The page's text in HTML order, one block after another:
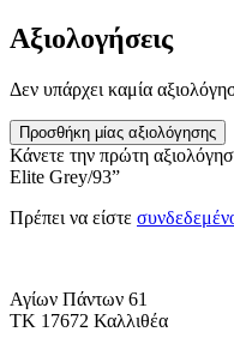
Αξιολογήσεις
Δεν υπάρχει καμία
Προσθήκη μίας αξιολόγησης
Κάνετε την πρώτη
Elite Grey/93”
Πρέπει να είστε
Αγίων Πάντων 61
ΤΚ 17672 Καλλιθέα